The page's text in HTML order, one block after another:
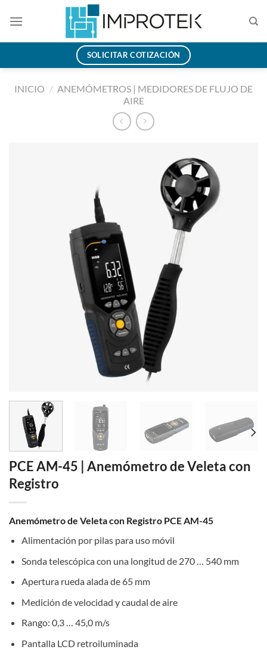
SOLICITAR COTIZACIÓN
INICIO / ANEMÓMETROS | MEDIDORES DE FLUJO DE
AIRE
PCE AM-45 | Anemómetro de Veleta con
Registro
Anemómetro de Veleta con Registro PCE AM-45
Alimentación por pilas para uso móvil
Sonda telescópica con una longitud de 270 … 540 mm
Apertura rueda alada de 65 mm
Medición de velocidad y caudal de aire
Rango: 0,3 … 45,0 m/s
Pantalla LCD retroiluminada